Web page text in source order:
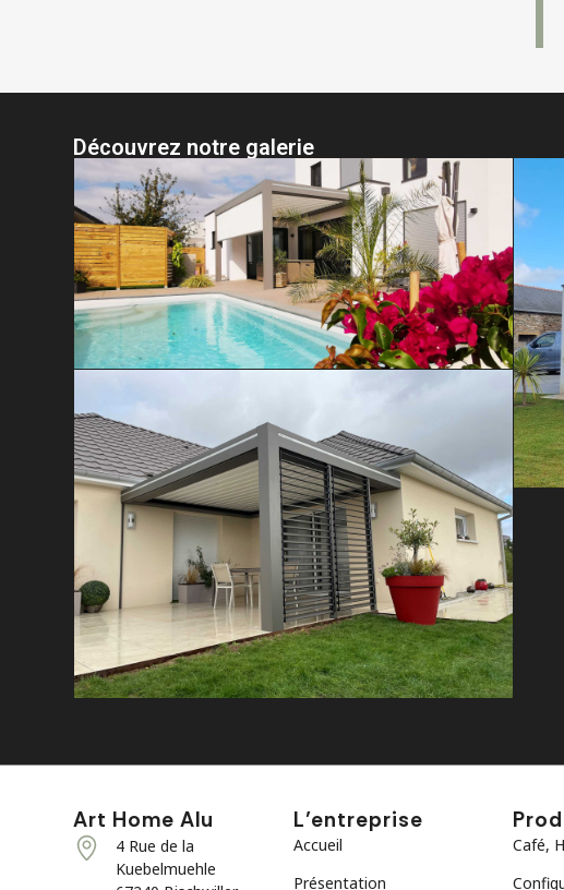
Découvrez notre galerie
Art Home Alu
4 Rue de la
Kuebelmuehle
L’entreprise
Accueil
Présentation
Café,